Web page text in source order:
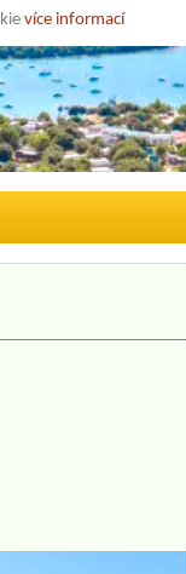
více informací